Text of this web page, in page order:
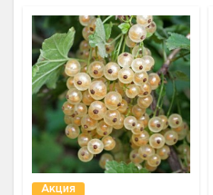
Акция